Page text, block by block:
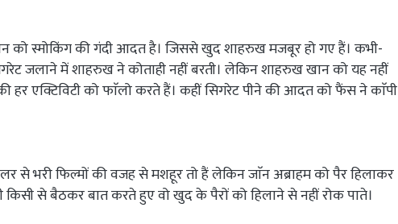
को स्मोकिंग की गंदी आदत है। जिससे खुद शाहरुख मजबूर हो गए हैं। कभी-
जलाने में शाहरुख ने कोताही नहीं बरती। लेकिन शाहरुख खान को यह नहीं
एक्टिविटी को फाॅलो करते हैं। कहीं सिगरेट पीने की आदत को फैंस ने काॅपी
से भरी फिल्मों की वजह से मशहूर तो हैं लेकिन जाॅन अब्राहम को पैर हिलाकर
से बैठकर बात करते हुए वो खुद के पैरों को हिलाने से नहीं रोक पाते।